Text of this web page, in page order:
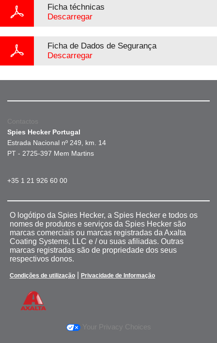
Ficha téchnicas
Descarregar
Ficha de Dados de Segurança
Descarregar
Contactos
Spies Hecker Portugal
Estrada Nacional nº 249, km. 14
PT - 2725-397 Mem Martins
+35 1 21 926 60 00
O logótipo da Spies Hecker, a Spies Hecker e todos os
nomes de produtos e serviços da Spies Hecker são
marcas comerciais ou marcas registradas da Axalta
Coating Systems, LLC e / ou suas afiliadas. Outras
marcas registradas são de propriedade dos seus
respectivos donos.
Condições de utilização Privacidade de Informação
Your Privacy Choices